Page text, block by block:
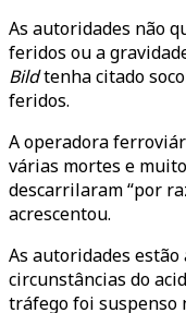
As autoridades não
feridos ou a
Bildtenha citado
feridos.
A operadora
várias mortes e
descarrilaram “por
acrescentou.
As autoridades
circunstâncias do
tráfego foi suspenso